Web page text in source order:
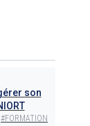
son
#FORMATION